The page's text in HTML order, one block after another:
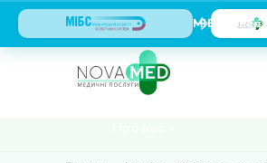
МІБС тепер